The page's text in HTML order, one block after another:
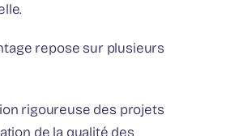
repose sur plusieurs
rigoureuse des projets